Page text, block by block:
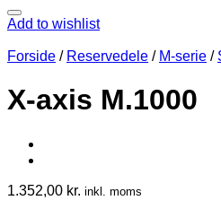
Add to wishlist
Forside / Reservedele / M-serie /
X-axis M.1000
1.352,00 kr. inkl. moms